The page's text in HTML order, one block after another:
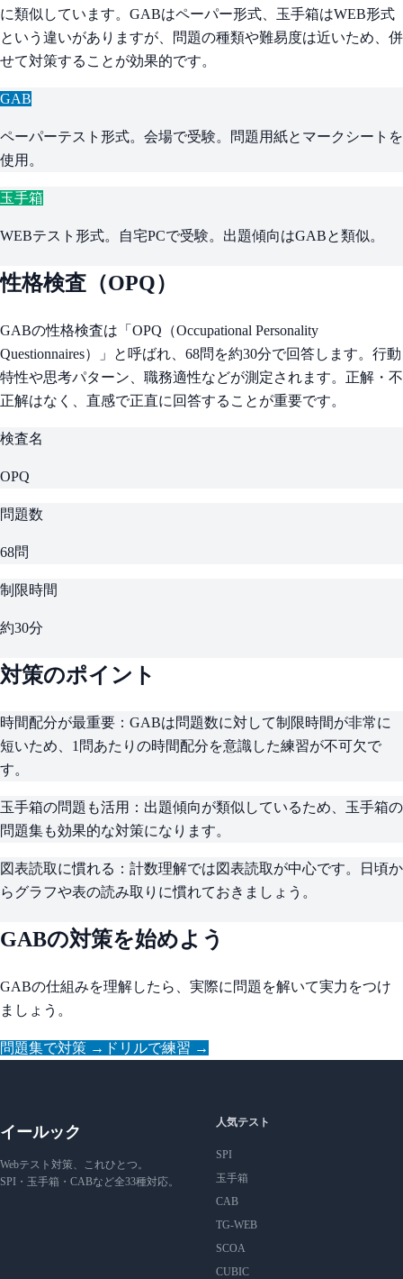
に類似しています。GABはペーパー形式、玉手箱はWEB形式
という違いがありますが、問題の種類や難易度は近いため、併
せて対策することが効果的です。
GAB
ペーパーテスト形式。会場で受験。問題用紙とマークシートを
使用。
玉手箱
WEBテスト形式。自宅PCで受験。出題傾向はGABと類似。
性格検査（OPQ）
GABの性格検査は「OPQ（Occupational Personality
Questionnaires）」と呼ばれ、68問を約30分で回答します。行動
特性や思考パターン、職務適性などが測定されます。正解・不
正解はなく、直感で正直に回答することが重要です。
検査名
OPQ
問題数
68問
制限時間
約30分
対策のポイント
時間配分が最重要： GABは問題数に対して制限時間が非常に
短いため、1問あたりの時間配分を意識した練習が不可欠で
す。
玉手箱の問題も活用： 出題傾向が類似しているため、玉手箱の
問題集も効果的な対策になります。
図表読取に慣れる： 計数理解では図表読取が中心です。日頃か
らグラフや表の読み取りに慣れておきましょう。
GABの対策を始めよう
GABの仕組みを理解したら、実際に問題を解いて実力をつけ
ましょう。
問題集で対策 → ドリルで練習 →
イールック
Webテスト対策、これひとつ。
SPI・玉手箱・CABなど全33種対応。
人気テスト
SPI
玉手箱
CAB
TG-WEB
SCOA
CUBIC